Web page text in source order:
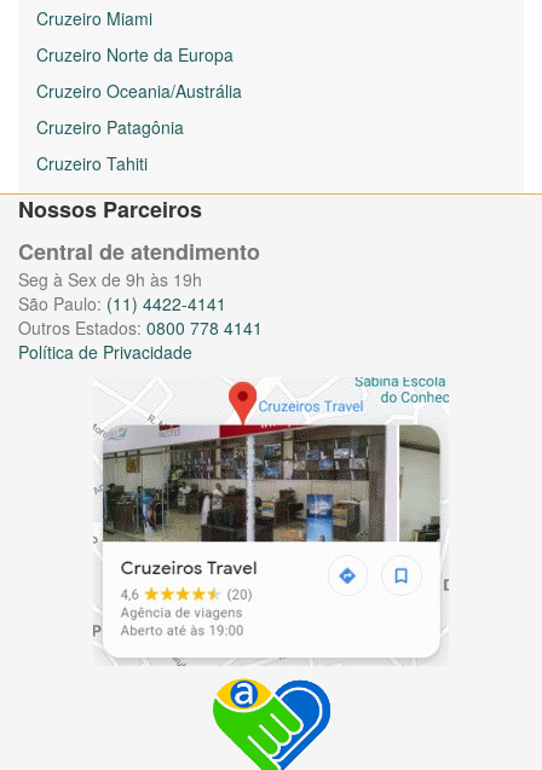
Cruzeiro Miami
Cruzeiro Norte da Europa
Cruzeiro Oceania/Austrália
Cruzeiro Patagônia
Cruzeiro Tahiti
Nossos Parceiros
Central de atendimento
Seg à Sex de 9h às 19h
São Paulo: (11) 4422-4141
Outros Estados: 0800 778 4141
Política de Privacidade